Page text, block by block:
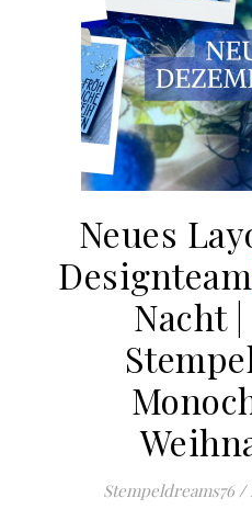
Neues
Designteam
Nacht |
Stempeldreams76 /